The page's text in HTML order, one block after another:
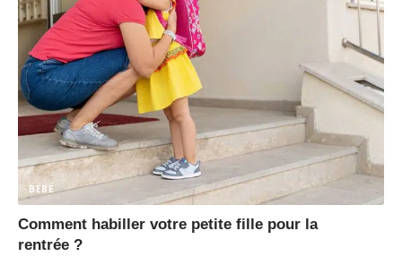
BÉBÉ
Comment habiller votre petite fille pour la
rentrée ?